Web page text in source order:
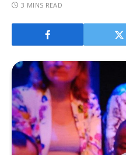
3 MINS READ